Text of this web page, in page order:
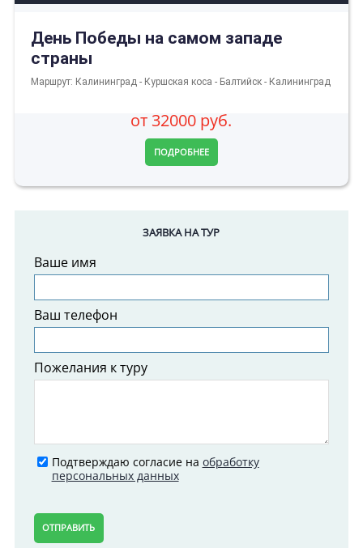
День Победы на самом западе
страны
Маршрут: Калининград - Куршская коса - Балтийск - Калининград
от 32000 руб.
ПОДРОБНЕЕ
ЗАЯВКА НА ТУР
Ваше имя
Ваш телефон
Пожелания к туру
Подтверждаю согласие на обработку
персональных данных
ОТПРАВИТЬ